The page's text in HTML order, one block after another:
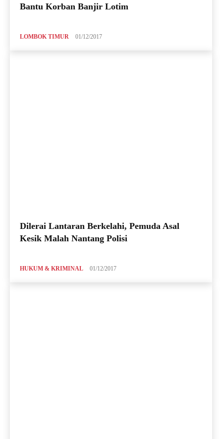
Bantu Korban Banjir Lotim
LOMBOK TIMUR 01/12/2017
Dilerai Lantaran Berkelahi, Pemuda Asal
Kesik Malah Nantang Polisi
HUKUM & KRIMINAL 01/12/2017